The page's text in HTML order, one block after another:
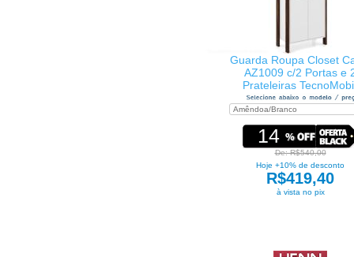
Guarda Roupa Closet
AZ1009 c/2 Portas e
Prateleiras
14
De: R$540,00
Hoje +10% de desconto
R$419,40
à vista no pix